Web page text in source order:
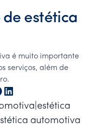
estética
é muito importante
serviços, além de
automotiva